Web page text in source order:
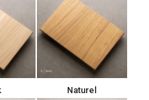
Naturel